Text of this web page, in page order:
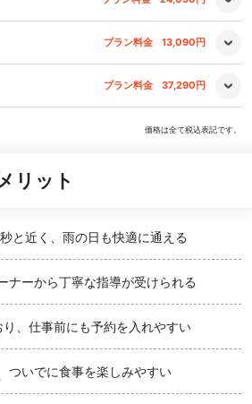
プラン料金 13,090円
プラン料金 37,290円
価格は全て税込表記です。
リット
と近く、雨の日も快適に通える
ナーから丁寧な指導が受けられる
、仕事前にも予約を入れやすい
ついでに食事を楽しみやすい